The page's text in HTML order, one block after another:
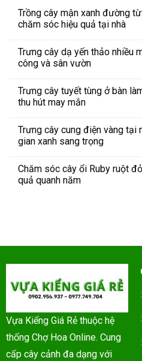
Trồng cây mận xanh đường
chăm sóc hiệu quả tại nhà
Trưng cây dạ yến thảo nhiều
công và sân vườn
Trưng cây tuyết tùng ở bàn
thu hút may mắn
Trưng cây cung điện vàng tại
gian xanh sang trọng
Chăm sóc cây ổi Ruby ruột
quả quanh năm
Vựa Kiểng Giá Rẻ thuộc hệ
thống Chợ Hoa Online. Cung
cấp cây cảnh đa dạng với